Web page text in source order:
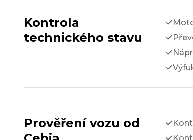
Kontrola
technického stavu
Prověření vozu od